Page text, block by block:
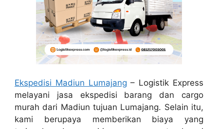
Ekspedisi Madiun Lumajang – Logistik Express
melayani jasa ekspedisi barang dan cargo
murah dari Madiun tujuan Lumajang. Selain itu,
kami berupaya memberikan biaya yang